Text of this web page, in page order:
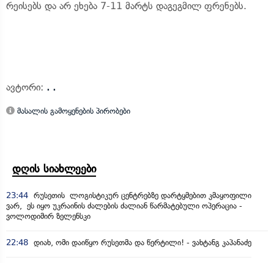
რეისებს და არ ეხება 7-11 მარტს დაგეგმილ ფრენებს.
ავტორი: . .
მასალის გამოყენების პირობები
დღის სიახლეები
23:44 რუსეთის ლოგისტიკურ ცენტრებზე დარტყმებით კმაყოფილი
ვარ, ეს იყო უკრაინის ძალების ძალიან წარმატებული ოპერაცია -
ვოლოდიმირ ზელენსკი
22:48 დიახ, ომი დაიწყო რუსეთმა და წერტილი! - ვახტანგ კაპანაძე